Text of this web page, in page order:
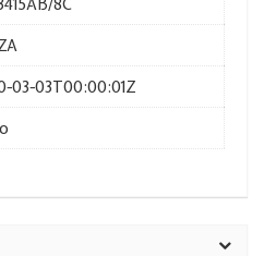
03-03T00:00:01Z